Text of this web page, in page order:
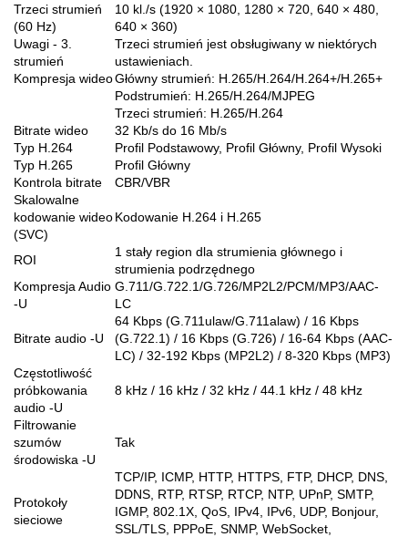
Trzeci strumień
(60 Hz)
10 kl./s (1920 × 1080, 1280 × 720, 640 × 480,
640 × 360)
Uwagi - 3.
strumień
Trzeci strumień jest obsługiwany w niektórych
ustawieniach.
Kompresja wideoGłówny strumień: H.265/H.264/H.264+/H.265+
Podstrumień: H.265/H.264/MJPEG
Trzeci strumień: H.265/H.264
Bitrate wideo
32 Kb/s do 16 Mb/s
Typ H.264
Profil Podstawowy, Profil Główny, Profil Wysoki
Typ H.265
Profil Główny
Kontrola bitrate
CBR/VBR
Skalowalne
kodowanie wideo
(SVC)
Kodowanie H.264 i H.265
ROI
1 stały region dla strumienia głównego i
strumienia podrzędnego
Kompresja Audio
-U
G.711/G.722.1/G.726/MP2L2/PCM/MP3/AAC-
LC
Bitrate audio -U
64 Kbps (G.711ulaw/G.711alaw) / 16 Kbps
(G.722.1) / 16 Kbps (G.726) / 16-64 Kbps (AAC-
LC) / 32-192 Kbps (MP2L2) / 8-320 Kbps (MP3)
Częstotliwość
próbkowania
audio -U
8 kHz / 16 kHz / 32 kHz / 44.1 kHz / 48 kHz
Filtrowanie
szumów
środowiska -U
Tak
Protokoły
sieciowe
TCP/IP, ICMP, HTTP, HTTPS, FTP, DHCP, DNS,
DDNS, RTP, RTSP, RTCP, NTP, UPnP, SMTP,
IGMP, 802.1X, QoS, IPv4, IPv6, UDP, Bonjour,
SSL/TLS, PPPoE, SNMP, WebSocket,